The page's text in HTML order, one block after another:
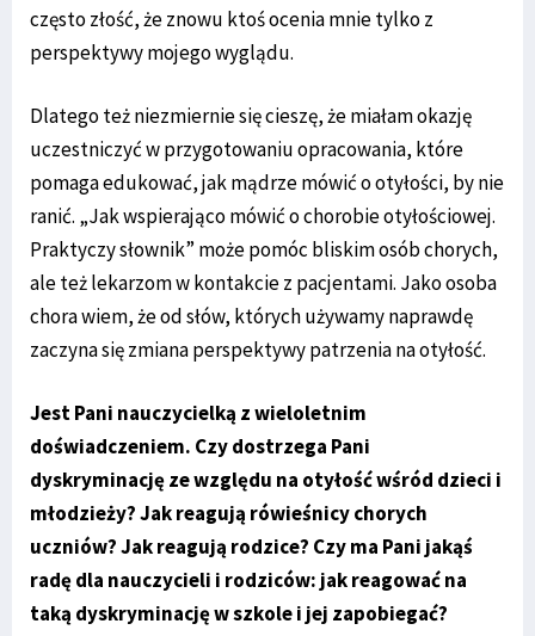
często złość, że znowu ktoś ocenia mnie tylko z
perspektywy mojego wyglądu.
Dlatego też niezmiernie się cieszę, że miałam okazję
uczestniczyć w przygotowaniu opracowania, które
pomaga edukować, jak mądrze mówić o otyłości, by nie
ranić. „Jak wspierająco mówić o chorobie otyłościowej.
Praktyczy słownik” może pomóc bliskim osób chorych,
ale też lekarzom w kontakcie z pacjentami. Jako osoba
chora wiem, że od słów, których używamy naprawdę
zaczyna się zmiana perspektywy patrzenia na otyłość.
Jest Pani nauczycielką z wieloletnim
doświadczeniem. Czy dostrzega Pani
dyskryminację ze względu na otyłość wśród dzieci i
młodzieży? Jak reagują rówieśnicy chorych
uczniów? Jak reagują rodzice? Czy ma Pani jakąś
radę dla nauczycieli i rodziców: jak reagować na
taką dyskryminację w szkole i jej zapobiegać?